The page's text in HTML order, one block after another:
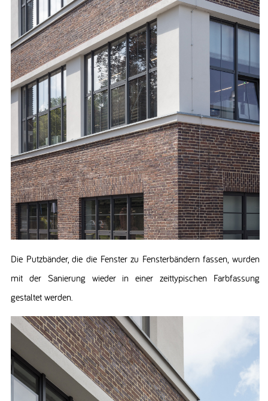
Die Putzbänder, die die Fenster zu Fensterbändern fassen, wurden
mit der Sanierung wieder in einer zeittypischen Farbfassung
gestaltet werden.